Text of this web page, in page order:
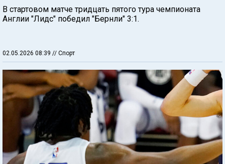
В стартовом матче тридцать пятого тура чемпионата
Англии "Лидс" победил "Бернли" 3:1.
02.05.2026 08:39 // Спорт